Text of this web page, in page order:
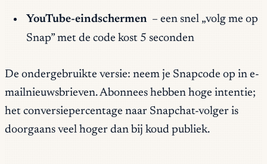
YouTube-eindschermen – een snel „volg me op
Snap” met de code kost 5 seconden
De ondergebruikte versie: neem je Snapcode op in e-
mailnieuwsbrieven. Abonnees hebben hoge intentie;
het conversiepercentage naar Snapchat-volger is
doorgaans veel hoger dan bij koud publiek.